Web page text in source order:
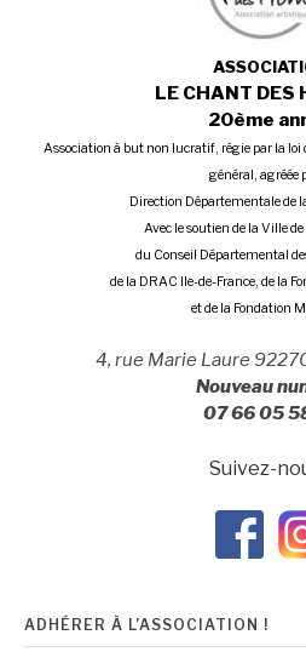
LE CHANT DES
20ème
Association à but non lucratif, régie par la
général, agréée
Direction Départementale de
Avec le soutien de la Ville
du Conseil Départemental
de la DRAC Ile-de-France, de la
et de la Fondation
4, rue Marie Laure
Nouveau
07 66 05
Suivez-
ADHÉRER À L’ASSOCIATION !